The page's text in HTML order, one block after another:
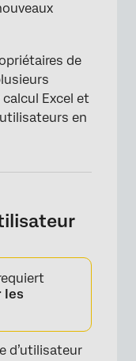
de
Excel et
en
les
d’utilisateur